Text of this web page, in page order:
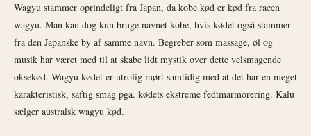
Wagyu stammer oprindeligt fra Japan, da kobe kød er kød fra racen
wagyu. Man kan dog kun bruge navnet kobe, hvis kødet også stammer
fra den Japanske by af samme navn. Begreber som massage, øl og
musik har været med til at skabe lidt mystik over dette velsmagende
oksekød. Wagyu kødet er utrolig mørt samtidig med at det har en meget
karakteristisk, saftig smag pga. kødets ekstreme fedtmarmorering. Kalu
sælger australsk wagyu kød.